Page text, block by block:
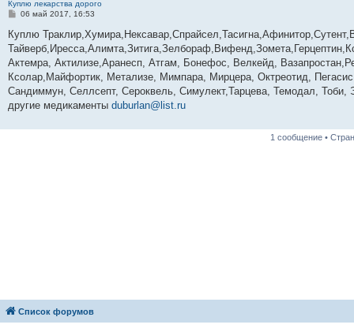
Куплю лекарства дорого
С
о
б
щ
е
и
е
06 май 2017, 16:53
Куплю
Актемра, Актилизе,Аранесп, Атгам, Бонефос, Велкейд,
Ксолар,Майфортик, Метализе, Мимпара, Мирцера, Октреотид,
Сандиммун, Селлсепт, Сероквель, Симулект,Тарцева, Темодал,
другие медикаменты duburlan@list.ru
1 сообщение •
Список форумов